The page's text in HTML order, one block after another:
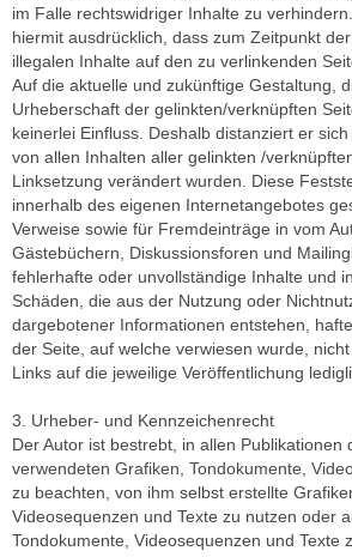
im Falle rechtswidriger Inhalte zu
hiermit ausdrücklich, dass zum Zeitpunkt
illegalen Inhalte auf den zu verlinkenden
Auf die aktuelle und zukünftige Gestaltung,
Urheberschaft der gelinkten/verknüpften
keinerlei Einfluss. Deshalb distanziert er
von allen Inhalten aller gelinkten /
Linksetzung verändert wurden. Diese
innerhalb des eigenen Internetangebotes
Verweise sowie für Fremdeinträge in vom
Gästebüchern, Diskussionsforen und
fehlerhafte oder unvollständige Inhalte und
Schäden, die aus der Nutzung oder
dargebotener Informationen entstehen,
der Seite, auf welche verwiesen wurde,
Links auf die jeweilige Veröffentlichung
3. Urheber- und Kennzeichenrecht
Der Autor ist bestrebt, in allen Publikationen
verwendeten Grafiken, Tondokumente,
zu beachten, von ihm selbst erstellte
Videosequenzen und Texte zu nutzen oder
Tondokumente, Videosequenzen und Texte